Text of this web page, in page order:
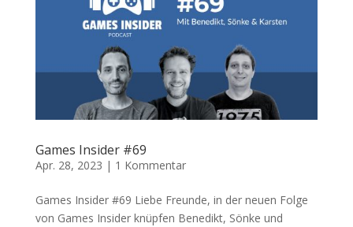
Games Insider #69
Apr. 28, 2023 | 1 Kommentar
Games Insider #69 Liebe Freunde, in der neuen Folge
von Games Insider knüpfen Benedikt, Sönke und